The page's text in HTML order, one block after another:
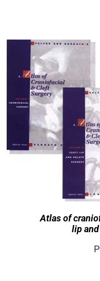
Atlas of
lip